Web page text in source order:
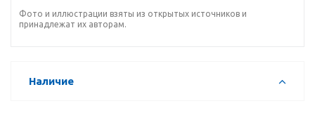
Фото и иллюстрации взяты из открытых источников и
принадлежат их авторам.
Наличие